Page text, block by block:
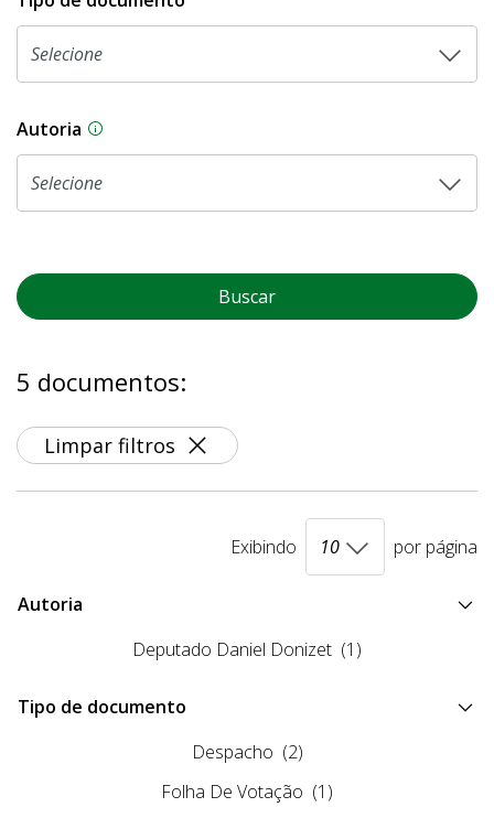
Autoria As proposições legislativas na CLDF podem
Buscar
5 documentos:
Limpar filtros
Exibindo por página
Autoria
Deputado Daniel Donizet (1)
Tipo de documento
Despacho (2)
Folha De Votação (1)